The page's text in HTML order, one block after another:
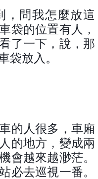
，問我怎麼放這
袋的位置有人，
了一下，說，那
袋放入。
的人很多，車廂
的地方，變成兩
會越來越渺茫。
必去巡視一番。